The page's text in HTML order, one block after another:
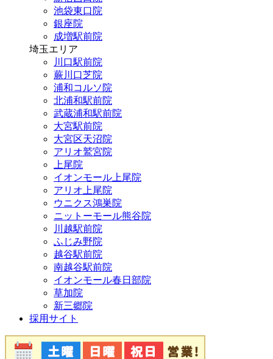
池袋東口院
銀座院
成増駅前院
埼玉エリア
川口駅前院
蕨川口芝院
浦和コルソ院
北浦和駅前院
武蔵浦和駅前院
大宮駅前院
大宮区天沼院
アリオ鷲宮院
上尾院
イオンモール上尾院
アリオ上尾院
ウニクス鴻巣院
ニットーモール熊谷院
川越駅前院
ふじみ野院
越谷駅前院
南越谷駅前院
イオンモール春日部院
草加院
新三郷院
採用サイト